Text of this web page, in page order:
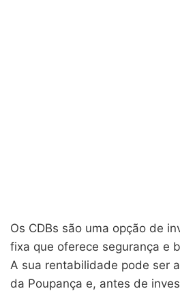
Os CDBs são uma opção de
fixa que oferece segurança e
A sua rentabilidade pode ser
da Poupança e, antes de